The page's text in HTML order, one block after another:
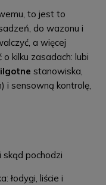
to jest to
do wazonu i
a więcej
kilku zasadach: lubi
stanowiska,
i sensowną kontrolę,
skąd pochodzi
łodygi, liście i